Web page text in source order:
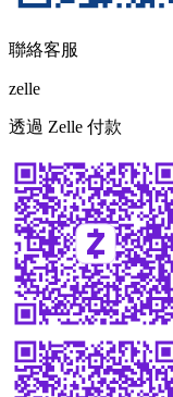
聯絡客服
zelle
透過 Zelle 付款